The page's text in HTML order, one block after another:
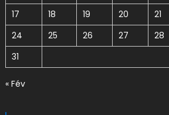
17
18 19 20 21
24
25 26 27 28
31
« Fév